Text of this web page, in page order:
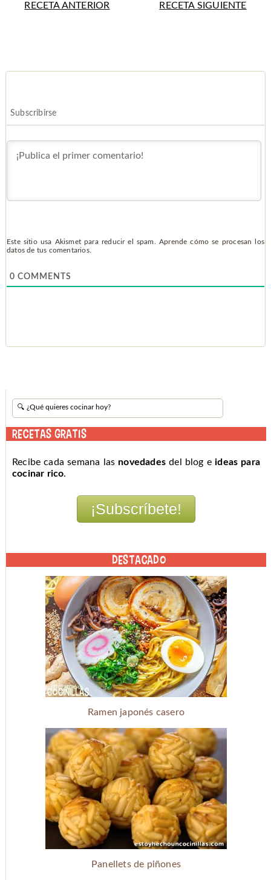
RECETA ANTERIOR RECETA SIGUIENTE
Subscribirse
Este sitio usa Akismet para reducir el spam. Aprende cómo se procesan los
datos de tus comentarios.
0 COMMENTS
RECETAS GRATIS
Recibe cada semana las novedades del blog eideas para
cocinar rico.
DESTACADO
Ramen japonés casero
Panellets de piñones